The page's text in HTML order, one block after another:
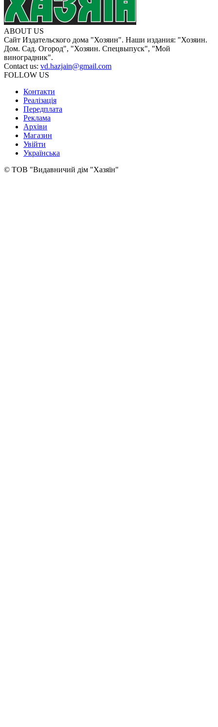
ABOUT US
Сайт Издательского дома "Хозяин". Наши издания: "Хозяин.
Дом. Сад. Огород", "Хозяин. Спецвыпуск", "Мой
виноградник".
Contact us: vd.hazjain@gmail.com
FOLLOW US
Контакти
Реалізація
Передплата
Реклама
Архіви
Магазин
Увійти
Українська
© ТОВ "Видавничий дім "Хазяїн"